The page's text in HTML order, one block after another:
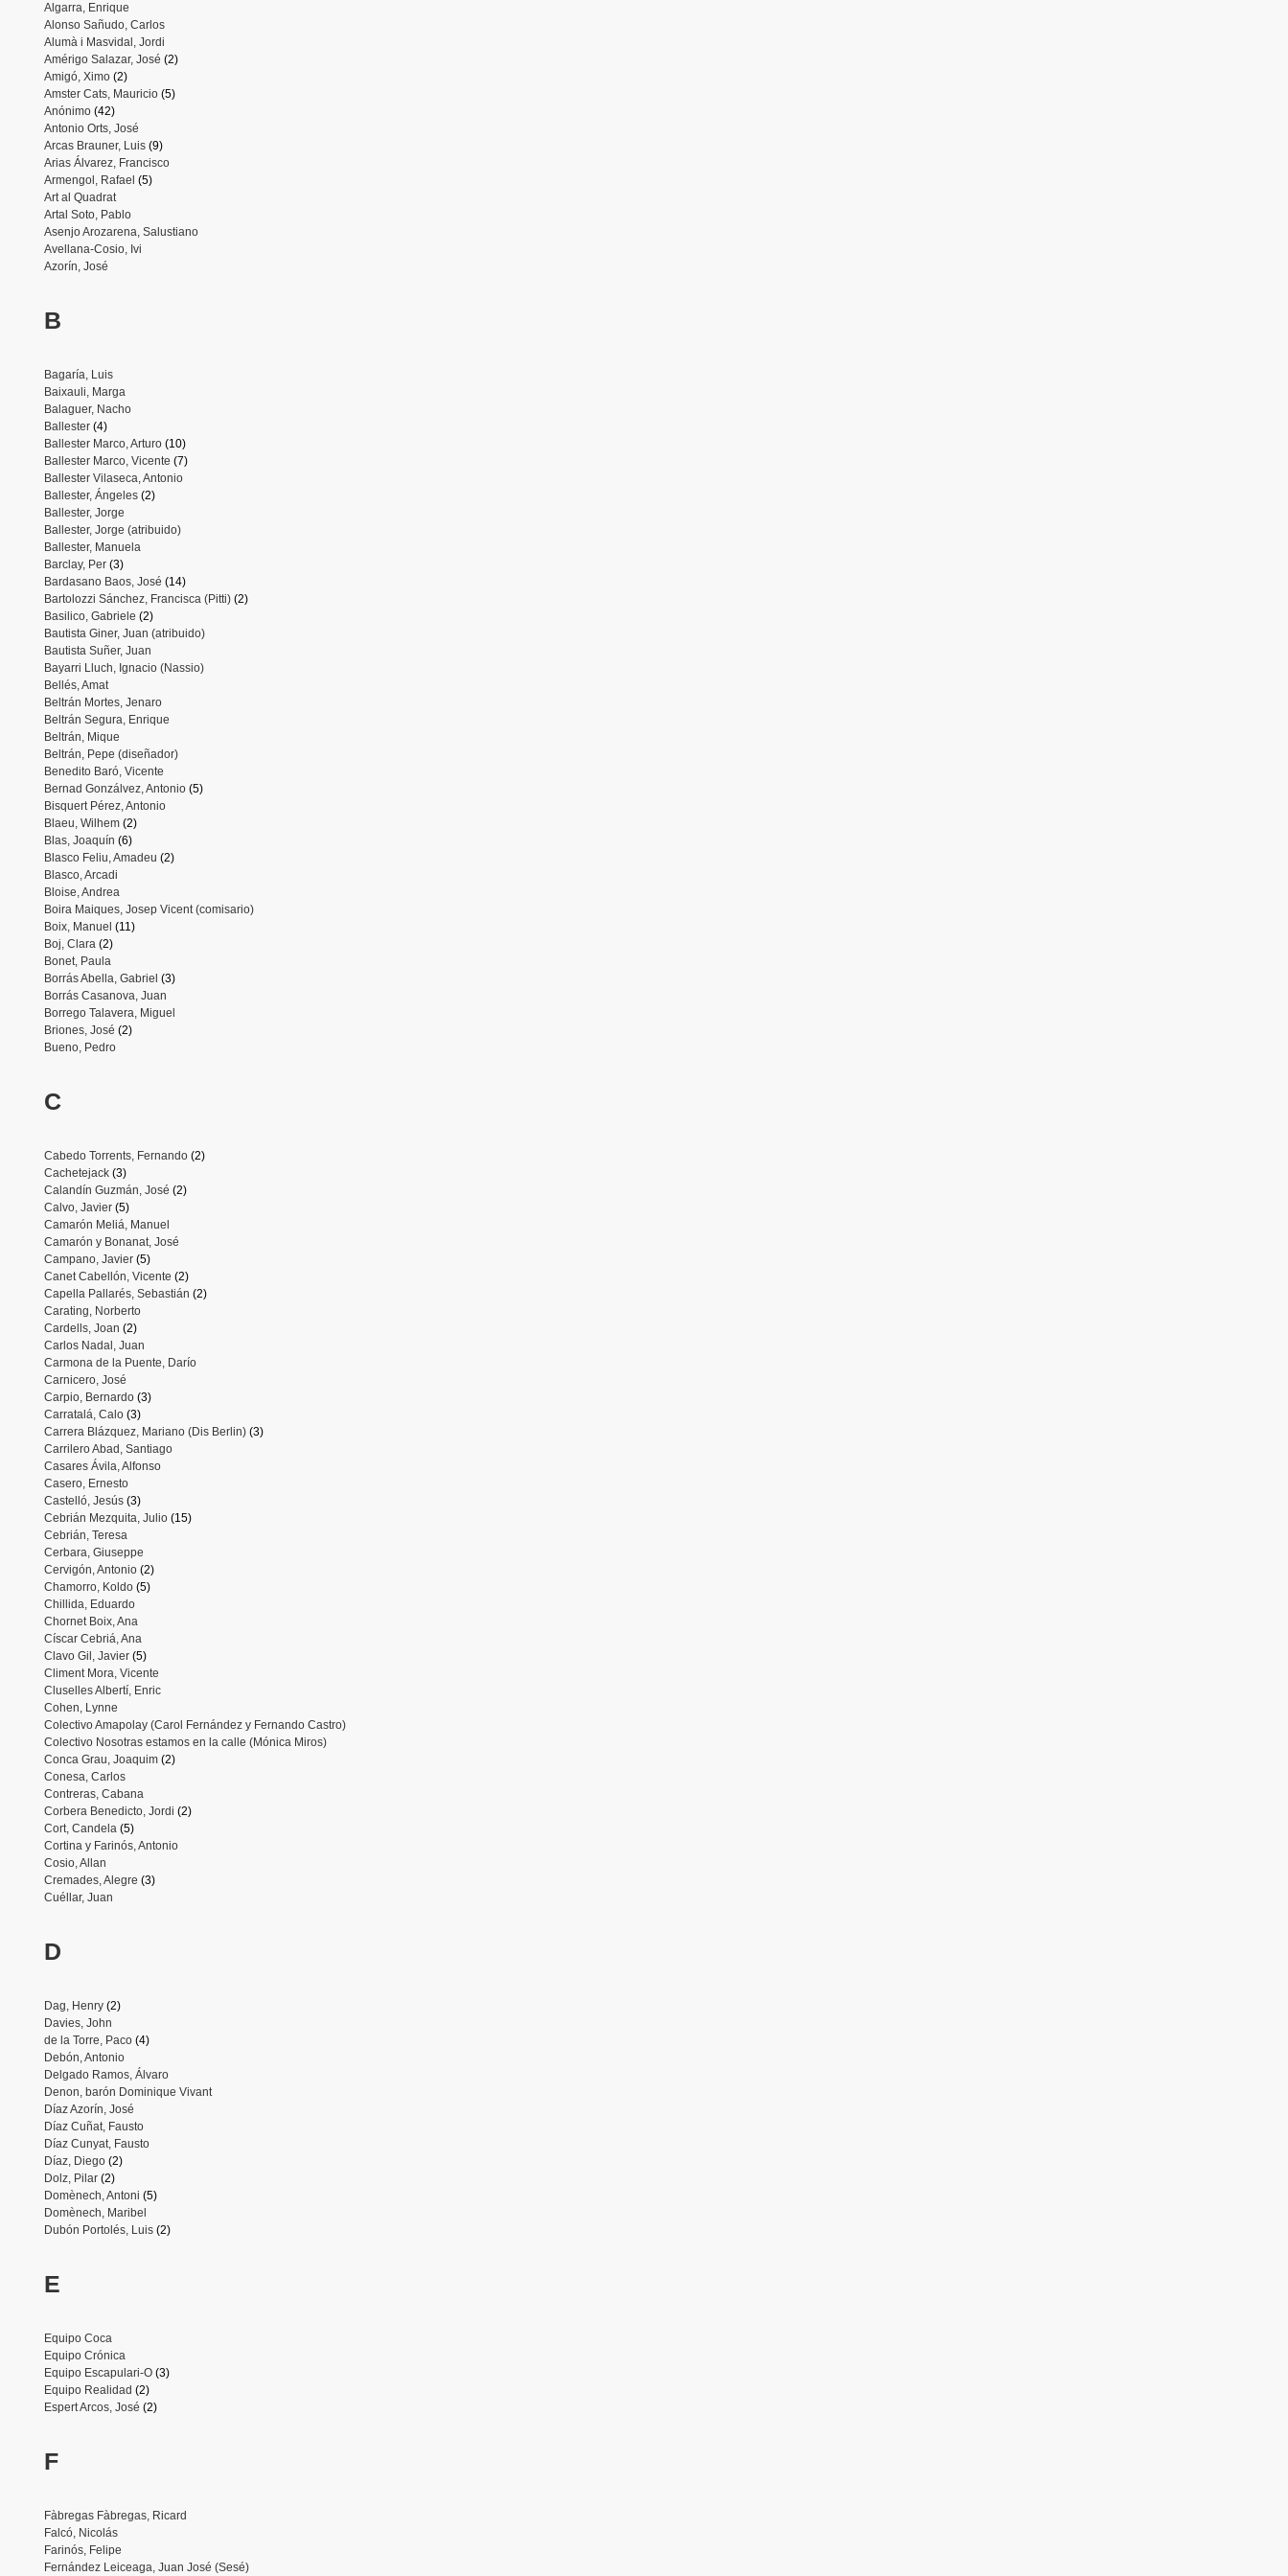
Algarra, Enrique
Alonso Sañudo, Carlos
Alumà i Masvidal, Jordi
Amérigo Salazar, José (2)
Amigó, Ximo(2)
Amster Cats, Mauricio(5)
Anónimo(42)
Antonio Orts, José
Arcas Brauner, Luis(9)
Arias Álvarez, Francisco
Armengol, Rafael (5)
Art al Quadrat
Artal Soto, Pablo
Asenjo Arozarena, Salustiano
Avellana-Cosio, Ivi
Azorín, José
B
Bagaría, Luis
Baixauli, Marga
Balaguer, Nacho
Ballester(4)
Ballester Marco, Arturo(10)
Ballester Marco, Vicente (7)
Ballester Vilaseca, Antonio
Ballester, Ángeles(2)
Ballester, Jorge
Ballester, Jorge (atribuido)
Ballester, Manuela
Barclay, Per(3)
Bardasano Baos, José (14)
Bartolozzi Sánchez, Francisca (Pitti)(2)
Basilico, Gabriele (2)
Bautista Giner, Juan (atribuido)
Bautista Suñer, Juan
Bayarri Lluch, Ignacio (Nassio)
Bellés, Amat
Beltrán Mortes, Jenaro
Beltrán Segura, Enrique
Beltrán, Mique
Beltrán, Pepe (diseñador)
Benedito Baró, Vicente
Bernad Gonzálvez, Antonio(5)
Bisquert Pérez, Antonio
Blaeu, Wilhem(2)
Blas, Joaquín (6)
Blasco Feliu, Amadeu (2)
Blasco, Arcadi
Bloise, Andrea
Boira Maiques, Josep Vicent (comisario)
Boix, Manuel (11)
Boj, Clara (2)
Bonet, Paula
Borrás Abella, Gabriel (3)
Borrás Casanova, Juan
Borrego Talavera, Miguel
Briones, José (2)
Bueno, Pedro
C
Cabedo Torrents, Fernando(2)
Cachetejack(3)
Calandín Guzmán, José (2)
Calvo, Javier(5)
Camarón Meliá, Manuel
Camarón y Bonanat, José
Campano, Javier(5)
Canet Cabellón, Vicente (2)
Capella Pallarés, Sebastián (2)
Carating, Norberto
Cardells, Joan (2)
Carlos Nadal, Juan
Carmona de la Puente, Darío
Carnicero, José
Carpio, Bernardo(3)
Carratalá, Calo(3)
Carrera Blázquez, Mariano (Dis Berlin)(3)
Carrilero Abad, Santiago
Casares Ávila, Alfonso
Casero, Ernesto
Castelló, Jesús(3)
Cebrián Mezquita, Julio(15)
Cebrián, Teresa
Cerbara, Giuseppe
Cervigón, Antonio(2)
Chamorro, Koldo(5)
Chillida, Eduardo
Chornet Boix, Ana
Císcar Cebriá, Ana
Clavo Gil, Javier(5)
Climent Mora, Vicente
Cluselles Albertí, Enric
Cohen, Lynne
Colectivo Amapolay (Carol Fernández y Fernando Castro)
Colectivo Nosotras estamos en la calle (Mónica Miros)
Conca Grau, Joaquim(2)
Conesa, Carlos
Contreras, Cabana
Corbera Benedicto, Jordi (2)
Cort, Candela (5)
Cortina y Farinós, Antonio
Cosio, Allan
Cremades, Alegre (3)
Cuéllar, Juan
D
Dag, Henry(2)
Davies, John
de la Torre, Paco(4)
Debón, Antonio
Delgado Ramos, Álvaro
Denon, barón Dominique Vivant
Díaz Azorín, José
Díaz Cuñat, Fausto
Díaz Cunyat, Fausto
Díaz, Diego(2)
Dolz, Pilar(2)
Domènech, Antoni (5)
Domènech, Maribel
Dubón Portolés, Luis(2)
E
Equipo Coca
Equipo Crónica
Equipo Escapulari-O(3)
Equipo Realidad (2)
Espert Arcos, José (2)
F
Fàbregas Fàbregas, Ricard
Falcó, Nicolás
Farinós, Felipe
Fernández Leiceaga, Juan José (Sesé)